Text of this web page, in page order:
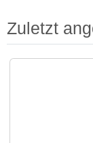
Zuletzt
Es folgt ein